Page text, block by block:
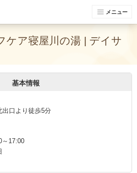
メニュー
ケア寝屋川の湯 | デイサ
基本情報
口より徒歩5分
～17:00